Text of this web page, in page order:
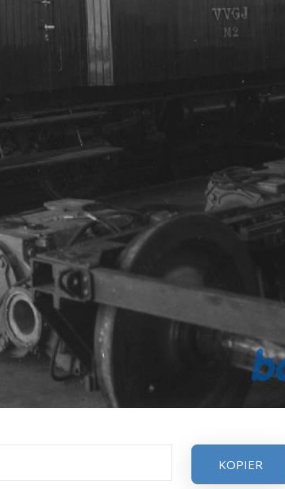
KOPIER